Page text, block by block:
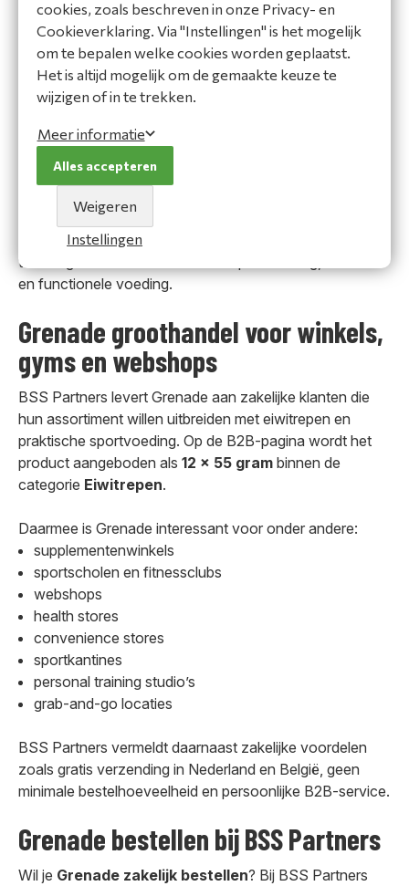
Binnen het Grenade assortiment bij BSS Partners vind je
momenteel één producttype dat geschikt is voor B2B-
verkoop:
Grenade High Protein Bar
doosverpakking van
winkels, gyms, sportclubs, webshops en grab-and-go
verkoop.
Deze productvorm maakt Grenade geschikt voor
zakelijke klanten die een herkenbare eiwitreep willen
toevoegen aan hun assortiment sportvoeding, snacks
en functionele voeding.
Grenade groothandel voor winkels,
gyms en webshops
BSS Partners levert Grenade aan zakelijke klanten die
hun assortiment willen uitbreiden met eiwitrepen en
praktische sportvoeding. Op de B2B-pagina wordt het
product aangeboden als 12 x 55 gram binnen de
categorie Eiwitrepen.
Daarmee is Grenade interessant voor onder andere:
supplementenwinkels
sportscholen en fitnessclubs
webshops
health stores
convenience stores
sportkantines
personal training studio’s
grab-and-go locaties
BSS Partners vermeldt daarnaast zakelijke voordelen
zoals gratis verzending in Nederland en België, geen
minimale bestelhoeveelheid en persoonlijke B2B-service.
Grenade bestellen bij BSS Partners
Wil je Grenade zakelijk bestellen? Bij BSS Partners
cookies, zoals beschreven in onze Privacy- en
Cookieverklaring. Via "Instellingen" is het mogelijk
om te bepalen welke cookies worden geplaatst.
Het is altijd mogelijk om de gemaakte keuze te
wijzigen of in te trekken.
Meer informatie
Instellingen
Weigeren
Alles accepteren